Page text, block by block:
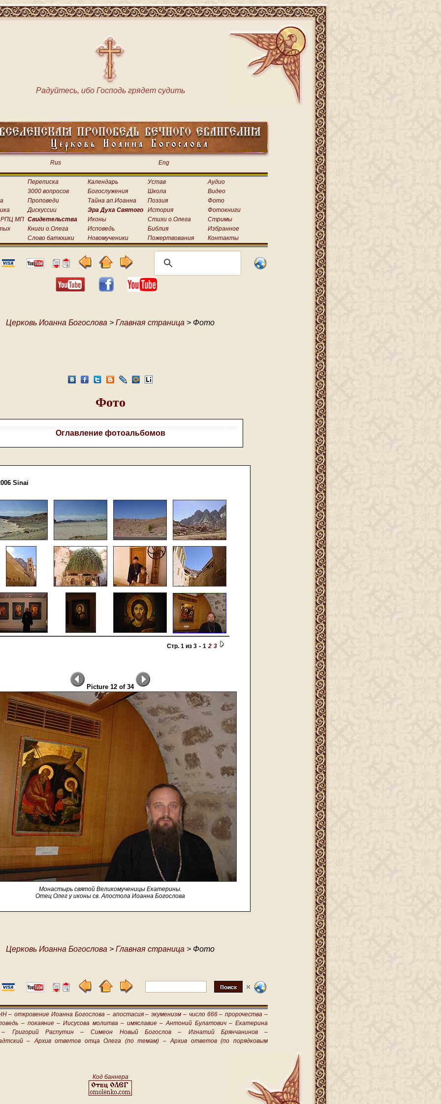
Радуйтесь, ибо Господь грядет судить
Rus Eng
Переписка Календарь Устав
Аудио
3000 вопросов
Богослужения Школа
Видео
Проповеди Тайна ап.Иоанна Поэзия
Фото
Дискуссии Эра Духа Святого История
Фотокниги
РПЦ МП Свидетельства Иконы Стихи о.Олега
Стримы
Книги о.Олега Исповедь Библия
Избранное
Слово батюшки
Новомученики Пожертвования Контакты
Церковь Иоанна Богослова > Главная страница > Фото
Фото
Оглавление фотоальбомов
Sinai
Стр. 1 из 3 - 1 2 3
Picture 12 of 34
Монастырь святой Великомученицы Екатерины.
Отец Олег у иконы св. Апостола Иоанна Богослова
Церковь Иоанна Богослова > Главная страница > Фото
– откровение Иоанна Богослова – апостасия – экуменизм – число 666 – пророчества –
– покаяние – Иисусова молитва – имяславие – Антоний Булатович – Екатерина
–
Григорий Распутин – Симеон Новый Богослов –
Игнатий Брянчанинов –
–
Архив ответов отца Олега (по темам) – Архив ответов (по порядковым
Код баннера